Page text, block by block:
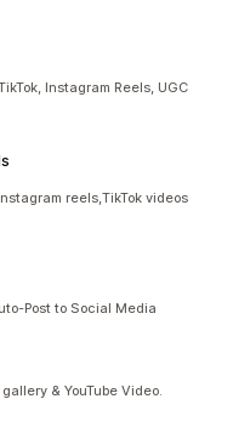
Instagram Reels, UGC
reels,TikTok videos
Post to Social Media
& YouTube Video.